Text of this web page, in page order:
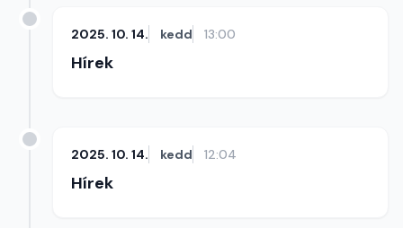
2025. 10. 14. kedd 13:00
Hírek
2025. 10. 14. kedd 12:04
Hírek